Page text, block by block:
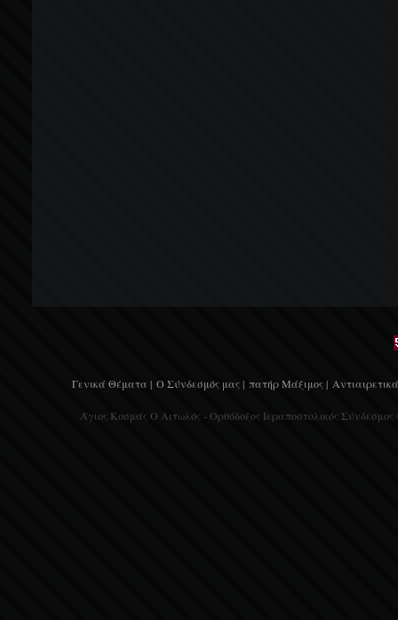
Γενικά Θέματα | Ο Σύνδεσμός μας | πατήρ Μάξιμος |
Άγιος Κοσμάς Ο Αιτωλός - Ορθόδοξος Ιεραποστολικός